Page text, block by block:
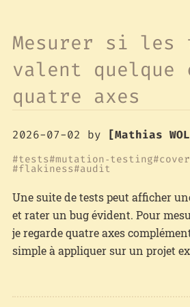
Mesurer si les
valent quelque
quatre axes
2026-07-02 by [Mathias
tests mutation‑testing
flakiness audit
Une suite de tests peut afficher
et rater un bug évident. Pour
je regarde quatre axes
simple à appliquer sur un projet